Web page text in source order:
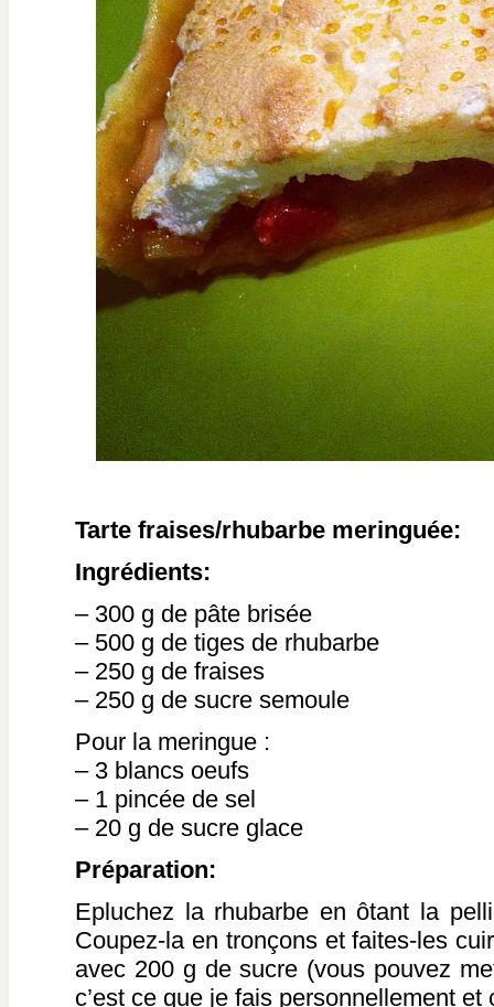
Tarte fraises/rhubarbe meringuée:
Ingrédients:
– 300 g de pâte brisée
– 500 g de tiges de rhubarbe
– 250 g de fraises
– 250 g de sucre semoule
Pour la meringue :
– 3 blancs oeufs
– 1 pincée de sel
– 20 g de sucre glace
Préparation:
Epluchez la rhubarbe en ôtant la
Coupez-la en tronçons et faites-les
avec 200 g de sucre (vous pouvez
c’est ce que je fais personnellement